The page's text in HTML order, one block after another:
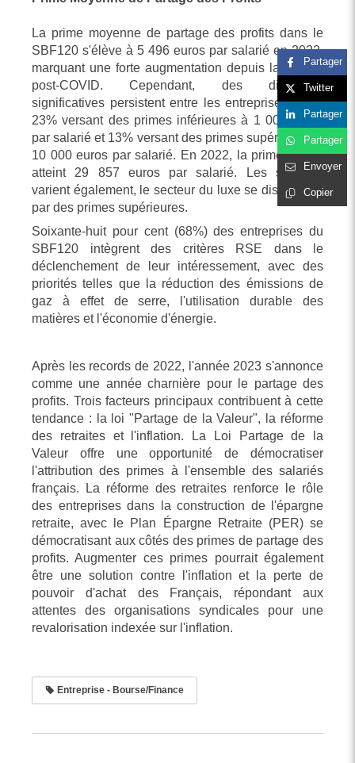
La prime moyenne de partage des profits dans le
SBF120 s'élève à 5 496 euros par salarié en 2022,
marquant une forte augmentation depuis la reprise
post-COVID. Cependant, des disparités
significatives persistent entre les entreprises, avec
23% versant des primes inférieures à 1 000 euros
par salarié et 13% versant des primes supérieures à
10 000 euros par salarié. En 2022, la prime record
atteint 29 857 euros par salarié. Les secteurs
varient également, le secteur du luxe se distinguant
par des primes supérieures.
Soixante-huit pour cent (68%) des entreprises du
SBF120 intègrent des critères RSE dans le
déclenchement de leur intéressement, avec des
priorités telles que la réduction des émissions de
gaz à effet de serre, l'utilisation durable des
matières et l'économie d'énergie.
Après les records de 2022, l'année 2023 s'annonce
comme une année charnière pour le partage des
profits. Trois facteurs principaux contribuent à cette
tendance : la loi "Partage de la Valeur", la réforme
des retraites et l'inflation. La Loi Partage de la
Valeur offre une opportunité de démocratiser
l'attribution des primes à l'ensemble des salariés
français. La réforme des retraites renforce le rôle
des entreprises dans la construction de l'épargne
retraite, avec le Plan Épargne Retraite (PER) se
démocratisant aux côtés des primes de partage des
profits. Augmenter ces primes pourrait également
être une solution contre l'inflation et la perte de
pouvoir d'achat des Français, répondant aux
attentes des organisations syndicales pour une
revalorisation indexée sur l'inflation.
Entreprise - Bourse/Finance
Partager
Twitter
Partager
Partager
Envoyer
Copier